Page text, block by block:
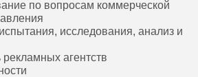
по вопросам коммерческой
исследования, анализ и
агентств